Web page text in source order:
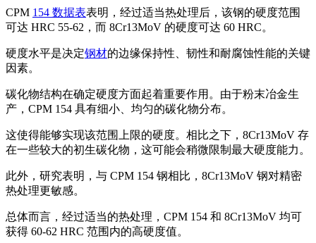
CPM 154 数据表表明，经过适当热处理后，该钢的硬度范围
可达 HRC 55-62，而 8Cr13MoV 的硬度可达 60 HRC。
硬度水平是决定钢材的边缘保持性、韧性和耐腐蚀性能的关键
因素。
碳化物结构在确定硬度方面起着重要作用。由于粉末冶金生
产，CPM 154 具有细小、均匀的碳化物分布。
这使得能够实现该范围上限的硬度。相比之下，8Cr13MoV 存
在一些较大的初生碳化物，这可能会稍微限制最大硬度能力。
此外，研究表明，与 CPM 154 钢相比，8Cr13MoV 钢对精密
热处理更敏感。
总体而言，经过适当的热处理，CPM 154 和 8Cr13MoV 均可
获得 60-62 HRC 范围内的高硬度值。